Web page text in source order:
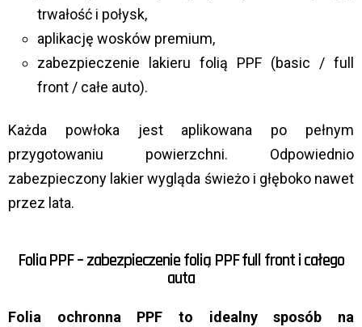
trwałość i połysk,
aplikację wosków premium,
zabezpieczenie lakieru folią PPF (basic / full
front / całe auto).
Każda powłoka jest aplikowana po pełnym
przygotowaniu powierzchni. Odpowiednio
zabezpieczony lakier wygląda świeżo i głęboko nawet
przez lata.
Folia PPF – zabezpieczenie folią PPF full front i całego
auta
Folia ochronna PPF to idealny sposób na